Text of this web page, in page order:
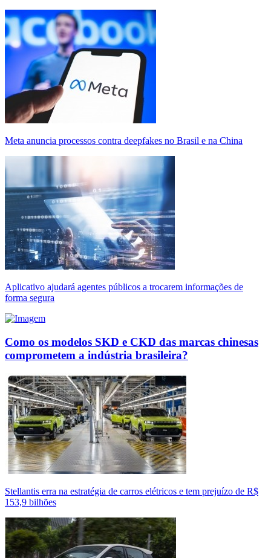
Meta anuncia processos contra deepfakes no Brasil e na China
Aplicativo ajudará agentes públicos a trocarem informações de
forma segura
Como os modelos SKD e CKD das marcas chinesas
comprometem a indústria brasileira?
Stellantis erra na estratégia de carros elétricos e tem prejuízo de R$
153,9 bilhões